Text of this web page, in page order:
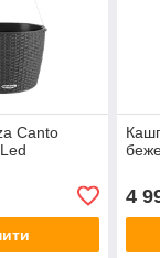
Canto
4